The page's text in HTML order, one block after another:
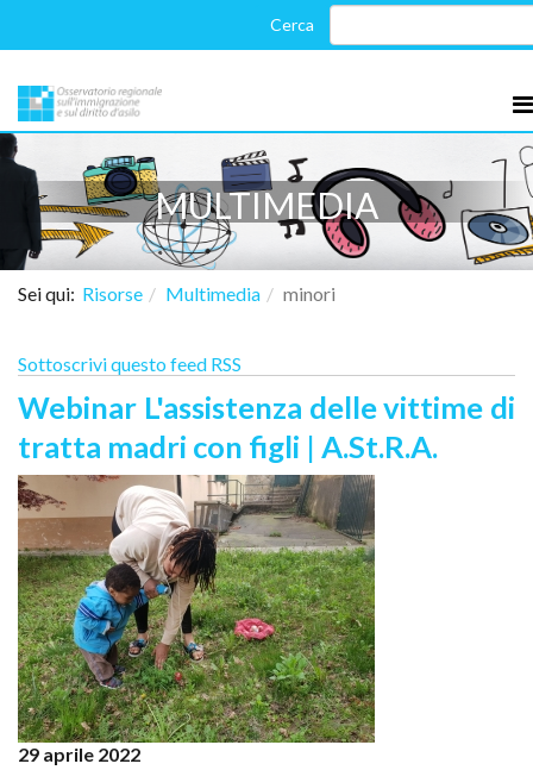
MULTIMEDIA
Sei qui: Risorse Multimedia minori
Sottoscrivi questo feed RSS
Webinar L'assistenza delle vittime di
tratta madri con figli | A.St.R.A.
29 aprile 2022